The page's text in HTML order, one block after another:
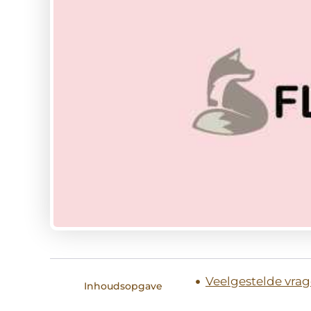
Inhoudsopgave Veelgestelde